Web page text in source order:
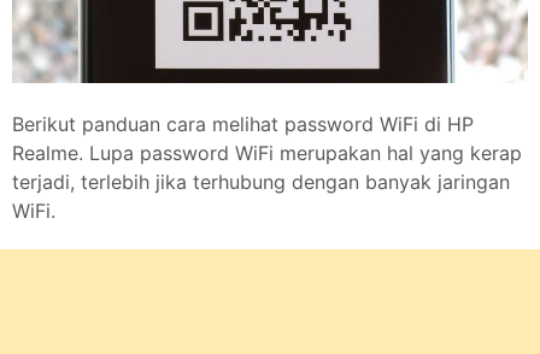
Berikut panduan cara melihat password WiFi di HP
Realme. Lupa password WiFi merupakan hal yang kerap
terjadi, terlebih jika terhubung dengan banyak jaringan
WiFi.